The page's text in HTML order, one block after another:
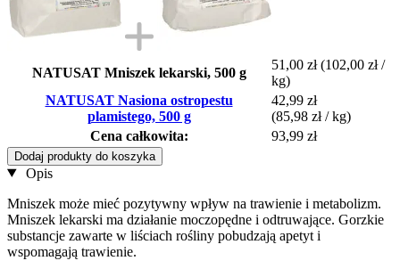
NATUSAT Mniszek lekarski, 500 g
51,00 zł (102,00 zł /
kg)
NATUSAT Nasiona ostropestu
plamistego, 500 g
42,99 zł
(85,98 zł / kg)
Cena całkowita:
93,99 zł
Dodaj produkty do koszyka
Opis
Mniszek może mieć pozytywny wpływ na trawienie i metabolizm.
Mniszek lekarski ma działanie moczopędne i odtruwające. Gorzkie
substancje zawarte w liściach rośliny pobudzają apetyt i
wspomagają trawienie.